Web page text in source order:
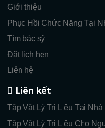
Giới thiệu
Phục Hồi Chức Năng Tại
Tìm bác sỹ
Đặt lịch hẹn
Liên hệ
Liên kết
Tập Vật Lý Trị Liệu Tại Nhà
Tập Vật Lý Trị Liệu Cho